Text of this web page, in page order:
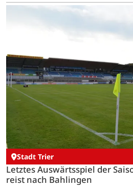
Stadt Trier
Letztes Auswärtsspiel der
reist nach Bahlingen